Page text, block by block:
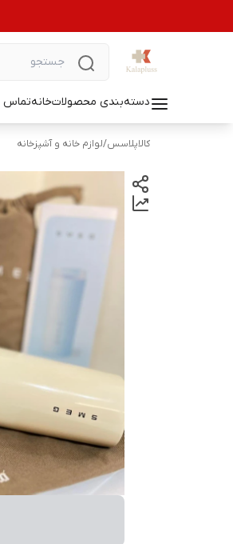
دسته‌بندی محصولاتخانهتماس
کالاپلاسس/لوازم خانه و آشپزخانه